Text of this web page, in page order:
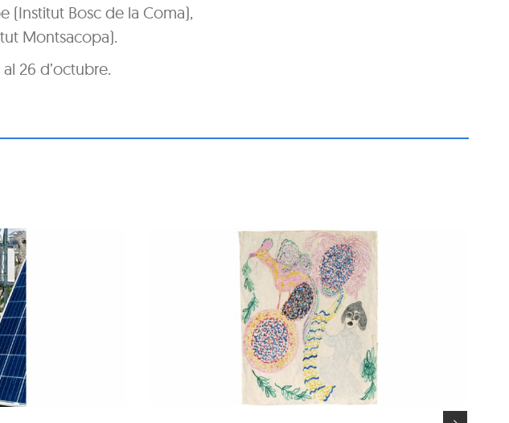
(Institut Bosc de la Coma),
Montsacopa).
26 d’octubre.
voltant
Visita guiada a l’exposició
“Deus” d’Isabel Banal